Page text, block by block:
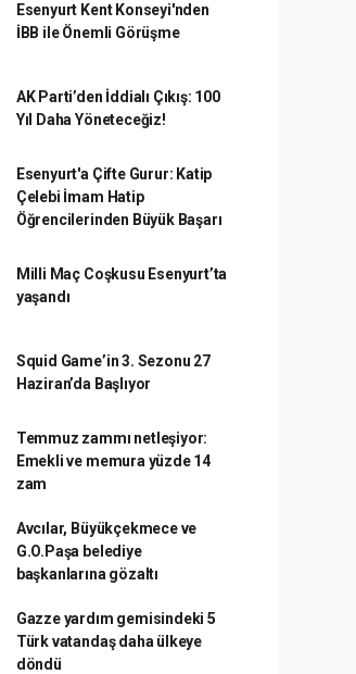
Esenyurt Kent Konseyi'nden
İBB ile Önemli Görüşme
AK Parti’den İddialı Çıkış: 100
Yıl Daha Yöneteceğiz!
Esenyurt'a Çifte Gurur: Katip
Çelebi İmam Hatip
Öğrencilerinden Büyük Başarı
Milli Maç Coşkusu Esenyurt’ta
yaşandı
Squid Game’in 3. Sezonu 27
Haziran’da Başlıyor
Temmuz zammı netleşiyor:
Emekli ve memura yüzde 14
zam
Avcılar, Büyükçekmece ve
G.O.Paşa belediye
başkanlarına gözaltı
Gazze yardım gemisindeki 5
Türk vatandaş daha ülkeye
döndü